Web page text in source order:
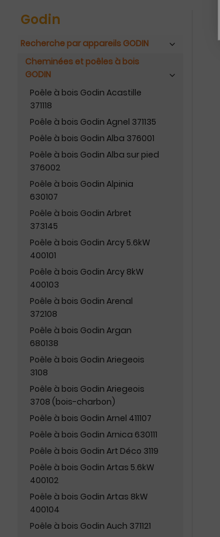
Godin
Recherche par appareils GODIN
Cheminées et poêles à bois
GODIN
Poêle à bois Godin Acastille
371118
Poêle à bois Godin Agnel 371135
Poêle à bois Godin Alba 376001
Poêle à bois Godin Alba sur pied
376002
Poêle à bois Godin Alpinia
630107
Poêle à bois Godin Arbret
373145
Poêle à bois Godin Arcy 5.6kW
400101
Poêle à bois Godin Arcy 8kW
400103
Poêle à bois Godin Arenal
372108
Poêle à bois Godin Argan
680138
Poêle à bois Godin Ariegeois
3108
Poêle à bois Godin Ariegeois
3708 (bois-charbon)
Poêle à bois Godin Arnel 411107
Poêle à bois Godin Arnica 630111
Poêle à bois Godin Art Déco 3119
Poêle à bois Godin Artas 5.6kW
400102
Poêle à bois Godin Artas 8kW
400104
Poêle à bois Godin Auch 371121